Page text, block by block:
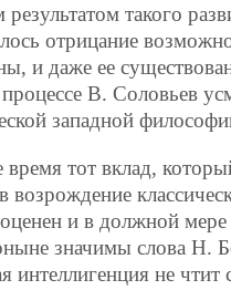
такого
отрицание
и даже ее
В. Соловьев
западной
тот вклад,
возрождение
и в должной
значимы слова Н.
интеллигенция не чтит